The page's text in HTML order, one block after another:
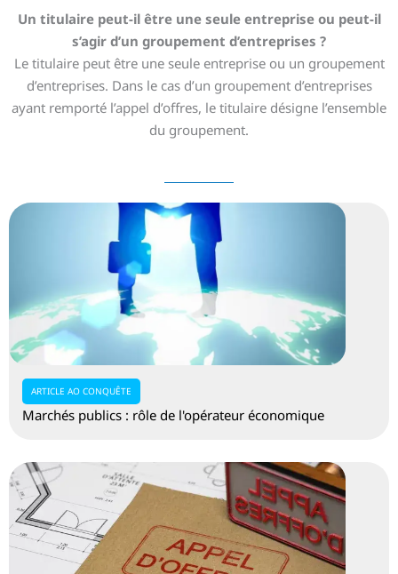
Un titulaire peut-il être une seule entreprise ou peut-il
s’agir d’un groupement d’entreprises ?
Le titulaire peut être une seule entreprise ou un groupement
d’entreprises. Dans le cas d’un groupement d’entreprises
ayant remporté l’appel d’offres, le titulaire désigne l’ensemble
du groupement.
ARTICLE AO CONQUÊTE
Marchés publics : rôle de l'opérateur économique